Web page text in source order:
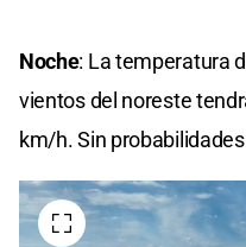
Noche: La temperatura
vientos del noreste
km/h. Sin